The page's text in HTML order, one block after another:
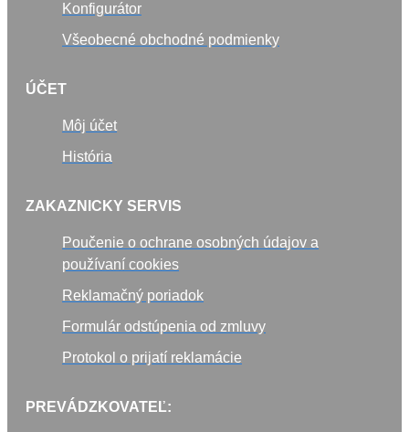
Konfigurátor
Všeobecné obchodné podmienky
ÚČET
Môj účet
História
ZAKAZNICKY SERVIS
Poučenie o ochrane osobných údajov a
používaní cookies
Reklamačný poriadok
Formulár odstúpenia od zmluvy
Protokol o prijatí reklamácie
PREVÁDZKOVATEĽ: